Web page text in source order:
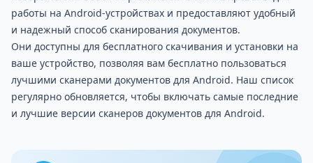
работы на Android-устройствах и предоставляют удобный
и надежный способ сканирования документов.
Они доступны для бесплатного скачивания и установки на
ваше устройство, позволяя вам бесплатно пользоваться
лучшими сканерами документов для Android. Наш список
регулярно обновляется, чтобы включать самые последние
и лучшие версии сканеров документов для Android.